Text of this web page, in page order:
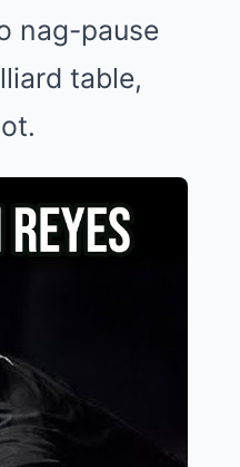
nag-pause
table,